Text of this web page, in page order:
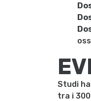
Studi
tra i